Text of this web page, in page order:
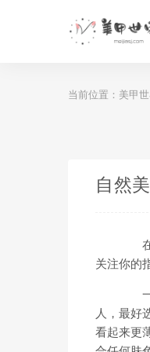
当前位置： 美甲世
自然
在
关注你的
一
人，最好
看起来更